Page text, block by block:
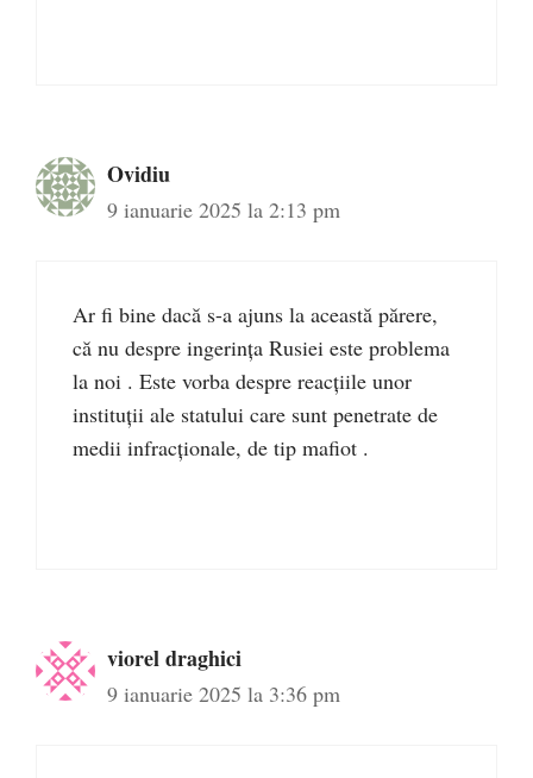
Ovidiu
9 ianuarie 2025 la 2:13 pm
Ar fi bine dacă s-a ajuns la această părere,
că nu despre ingerința Rusiei este problema
la noi . Este vorba despre reacțiile unor
instituții ale statului care sunt penetrate de
medii infracționale, de tip mafiot .
viorel draghici
9 ianuarie 2025 la 3:36 pm